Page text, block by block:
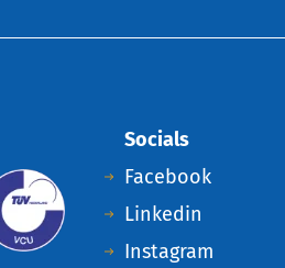
Socials
Facebook
Linkedin
Instagram